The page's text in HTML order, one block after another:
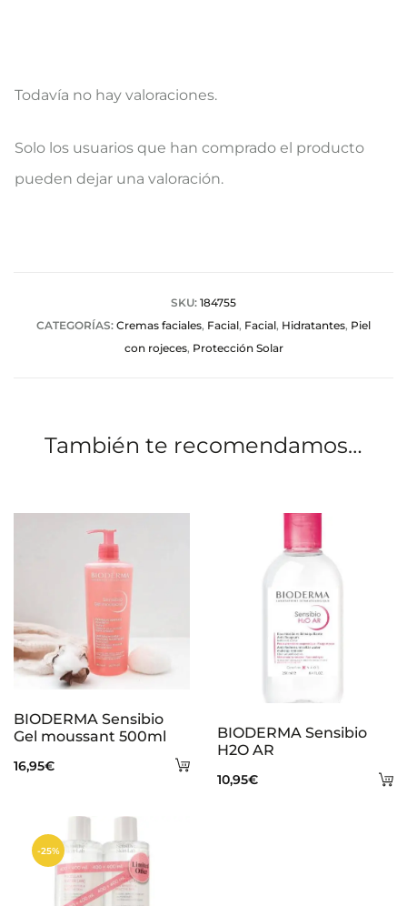
V
a
Todavía no hay valoraciones.
Solo los usuarios que han comprado el producto
pueden dejar una valoración.
SKU: 184755
CATEGORÍAS: Cremas faciales, Facial, Facial, Hidratantes, Piel
con rojeces, Protección Solar
También te recomendamos…
Añadir
BIODERMA Sensibio
Gel moussant 500ml
16,95€
BIODERMA Sensibio
H2O AR
10,95€
-25%